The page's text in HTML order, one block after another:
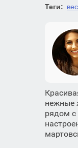
Теги:
нежные
рядом с